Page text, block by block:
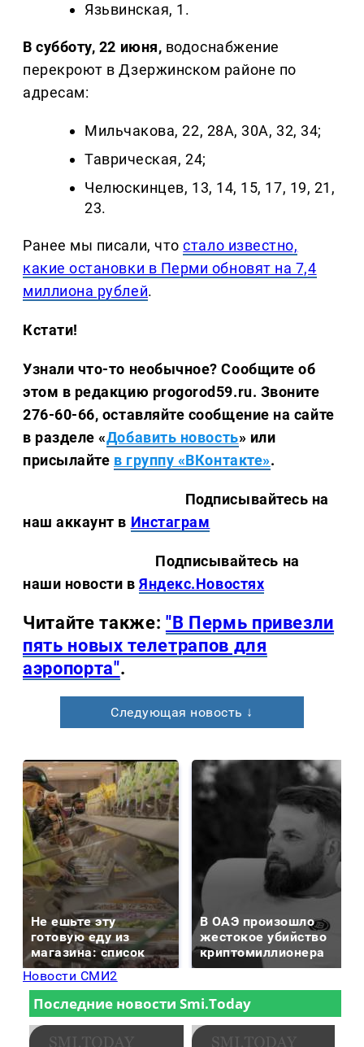
Язьвинская, 1.
В субботу, 22 июня, водоснабжение
перекроют в Дзержинском районе по
адресам:
Мильчакова, 22, 28А, 30А, 32, 34;
Таврическая, 24;
Челюскинцев, 13, 14, 15, 17, 19, 21,
23.
Ранее мы писали, чтостало известно,
какие остановки в Перми обновят на 7,4
миллиона рублей.
Кстати!
Узнали что-то необычное? Сообщите об
этом в редакцию progorod59.ru. Звоните
276-60-66, оставляйте сообщение на сайте
в разделе «Добавить новость» или
присылайте в группу «ВКонтакте».
Подписывайтесь на
наш аккаунт в Инстаграм
Подписывайтесь на
наши новости вЯндекс.Новостях
Читайте также: "В Пермь привезли
пять новых телетрапов для
аэропорта".
Следующая новость ↓
Не ешьте эту
готовую еду из
магазина: список
В ОАЭ произошло
жестокое убийство
криптомиллионера
Новости СМИ2